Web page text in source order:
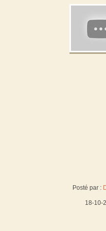
Posté par :
18-10-